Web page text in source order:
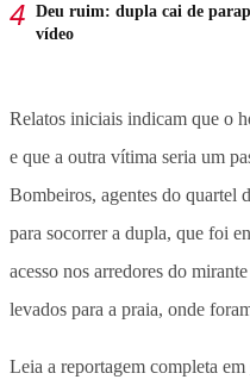
Deu ruim: dupla cai de
vídeo
Relatos iniciais indicam que o
e que a outra vítima seria um
Bombeiros, agentes do quartel
para socorrer a dupla, que foi
acesso nos arredores do
levados para a praia, onde
Leia a reportagem completa em